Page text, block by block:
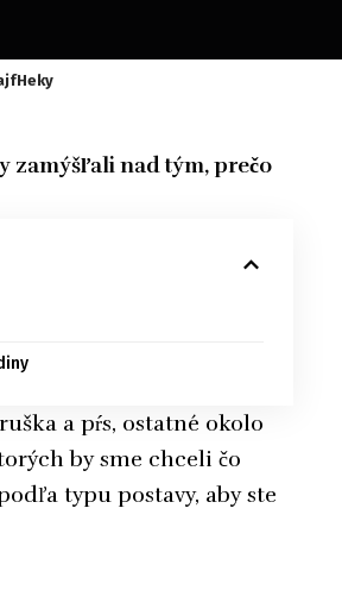
zamýšľali nad tým, prečo
a pŕs, ostatné okolo
by sme chceli čo
typu postavy, aby ste